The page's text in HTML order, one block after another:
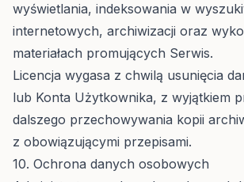
wyświetlania, indeksowania w
internetowych, archiwizacji oraz
materiałach promujących Serwis.
Licencja wygasa z chwilą usunięcia
lub Konta Użytkownika, z wyjątkiem
dalszego przechowywania kopii
z obowiązującymi przepisami.
10. Ochrona danych osobowych